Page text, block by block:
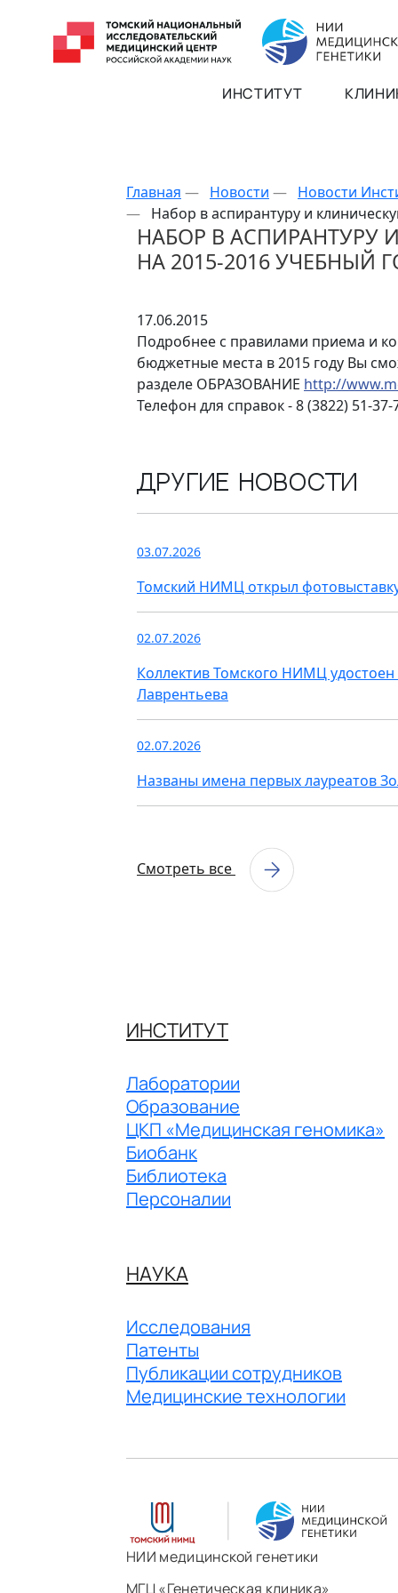
ИНСТИТУТ
Главная — Новости — Новости
— Набор в аспирантуру и
НАБОР В АСПИРАНТУРУ
НА 2015-2016 УЧЕБНЫЙ
17.06.2015
Подробнее с правилами приема и
бюджетные места в 2015 году Вы
разделе ОБРАЗОВАНИЕ http://
Телефон для справок - 8 (3822) 51-
Другие новости
03.07.2026
Томский НИМЦ открыл
02.07.2026
Коллектив Томского НИМЦ
Лаврентьева
02.07.2026
Названы имена первых лауреатов
Смотреть все
ИНСТИТУТ
Лаборатории
Образование
ЦКП «Медицинская геномика»
Биобанк
Библиотека
Персоналии
НАУКА
Исследования
Патенты
Публикации сотрудников
Медицинские технологии
НИИ медицинской генетики
МГЦ «Генетическая клиника»